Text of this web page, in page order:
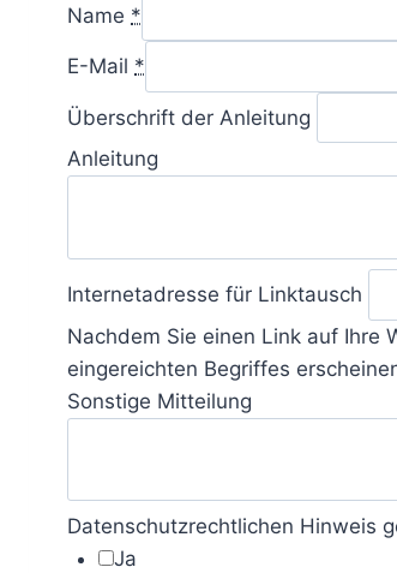
Name *
E-Mail *
Überschrift der Anleitung
Anleitung
Internetadresse für Linktausch
Nachdem Sie einen Link auf Ihre
eingereichten Begriffes
Sonstige Mitteilung
Datenschutzrechtlichen Hinweis
Ja